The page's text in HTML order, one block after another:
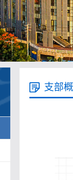
支部